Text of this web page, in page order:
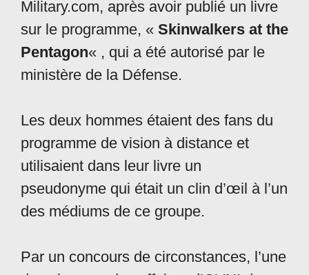
Military.com, après avoir publié un livre
sur le programme, « Skinwalkers at the
Pentagon« , qui a été autorisé par le
ministère de la Défense.
Les deux hommes étaient des fans du
programme de vision à distance et
utilisaient dans leur livre un
pseudonyme qui était un clin d’œil à l’un
des médiums de ce groupe.
Par un concours de circonstances, l’une